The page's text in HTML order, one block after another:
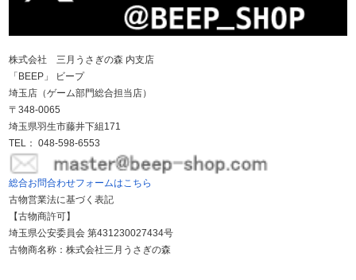
株式会社 三月うさぎの森 内支店
「BEEP」 ビープ
埼玉店（ゲーム部門総合担当店）
〒348-0065
埼玉県羽生市藤井下組171
TEL： 048-598-6553
総合お問合わせフォームはこちら
古物営業法に基づく表記
【古物商許可】
埼玉県公安委員会 第431230027434号
古物商名称：株式会社三月うさぎの森